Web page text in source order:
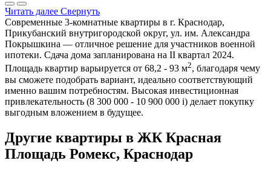
Читать далее Свернуть
Современные 3-комнатные квартиры в г. Краснодар,
Прикубанский внутригородской округ, ул. им. Александра
Покрышкина — отличное решение для участников военной
ипотеки. Сдача дома запланирована на II квартал 2024.
Площадь квартир варьируется от 68,2 - 93 м2, благодаря чему
вы сможете подобрать вариант, идеально соответствующий
именно вашим потребностям. Высокая инвестиционная
привлекательность (8 300 000 - 10 900 000 i) делает покупку
выгодным вложением в будущее.
Другие квартиры в ЖК Красная
Площадь Ромекс, Краснодар